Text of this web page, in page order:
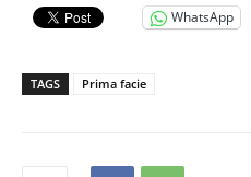
WhatsApp
TAGS Prima facie